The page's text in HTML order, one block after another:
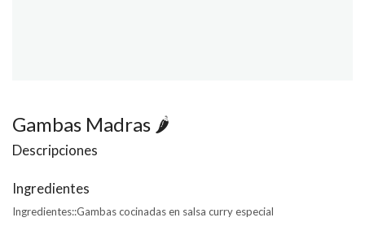
Gambas Madras 🌶
Descripciones
Ingredientes
Ingredientes::Gambas cocinadas en salsa curry especial